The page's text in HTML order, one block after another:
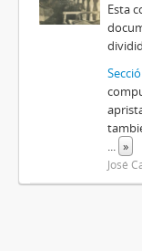
Esta
... »
José